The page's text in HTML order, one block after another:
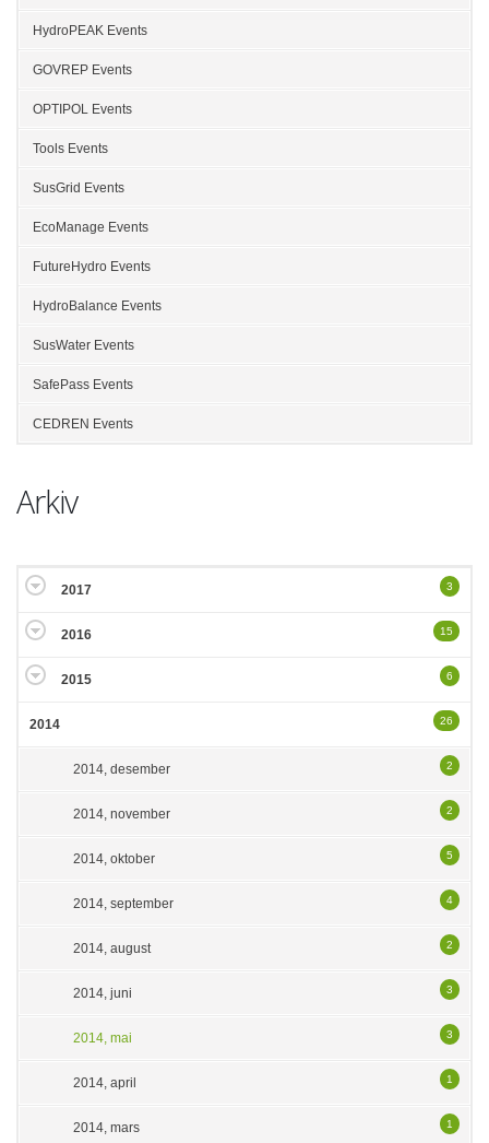
HydroPEAK Events
GOVREP Events
OPTIPOL Events
Tools Events
SusGrid Events
EcoManage Events
FutureHydro Events
HydroBalance Events
SusWater Events
SafePass Events
CEDREN Events
Arkiv
2017 3
2016 15
2015 6
2014 26
2014, desember 2
2014, november 2
2014, oktober 5
2014, september 4
2014, august 2
2014, juni 3
2014, mai 3
2014, april 1
2014, mars 1